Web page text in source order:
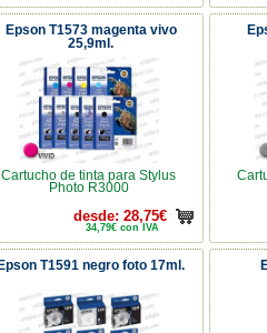
Epson T1573 magenta vivo
25,9ml.
Cartucho de tinta para Stylus
Photo R3000
desde: 28,75€
34,79€ con IVA
Epson T1591 negro foto 17ml.